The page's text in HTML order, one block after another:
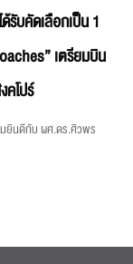
รับคัดเลือกเป็น 1
เตรียมบิน
โปร์
ยินดีกับ ผศ.ดร.ศิวพร